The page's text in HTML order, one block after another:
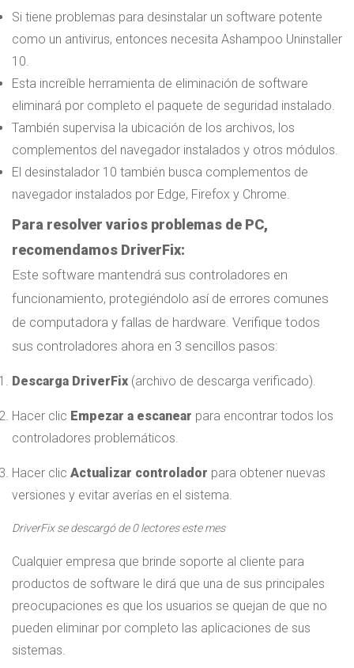
Si tiene problemas para desinstalar un software potente
como un antivirus, entonces necesita Ashampoo Uninstaller
10.
Esta increíble herramienta de eliminación de software
eliminará por completo el paquete de seguridad instalado.
También supervisa la ubicación de los archivos, los
complementos del navegador instalados y otros módulos.
El desinstalador 10 también busca complementos de
navegador instalados por Edge, Firefox y Chrome.
Para resolver varios problemas de PC,
recomendamos DriverFix:
Este software mantendrá sus controladores en
funcionamiento, protegiéndolo así de errores comunes
de computadora y fallas de hardware. Verifique todos
sus controladores ahora en 3 sencillos pasos:
Descarga DriverFix (archivo de descarga verificado).
Hacer clic Empezar a escanear para encontrar todos los
controladores problemáticos.
Hacer clic Actualizar controlador para obtener nuevas
versiones y evitar averías en el sistema.
DriverFix se descargó de0lectores este mes
Cualquier empresa que brinde soporte al cliente para
productos de software le dirá que una de sus principales
preocupaciones es que los usuarios se quejan de que no
pueden eliminar por completo las aplicaciones de sus
sistemas.